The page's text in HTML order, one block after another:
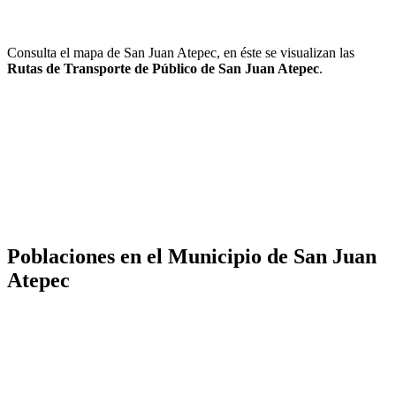
Consulta el mapa de San Juan Atepec, en éste se visualizan las
Rutas de Transporte de Público de San Juan Atepec.
Poblaciones en el Municipio de San Juan
Atepec